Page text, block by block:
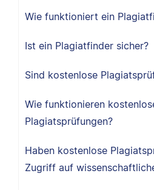
Wie funktioniert ein
Ist ein Plagiatfinder sicher?
Sind kostenlose
Wie funktionieren
Plagiatsprüfungen?
Haben kostenlose
Zugriff auf